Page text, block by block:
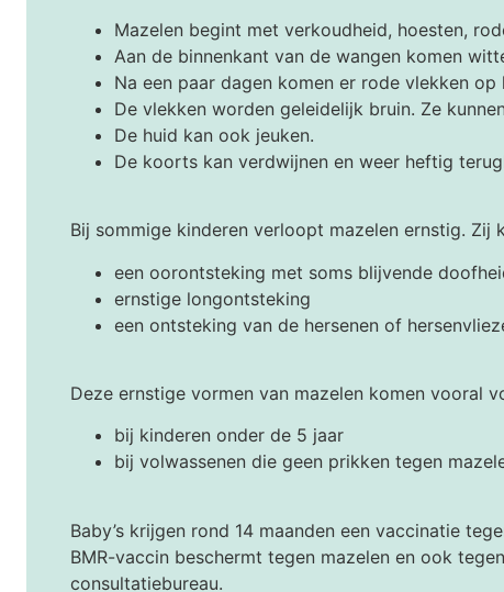
Mazelen begint met verkoudheid, hoesten,
Aan de binnenkant van de wangen komen
Na een paar dagen komen er rode vlekken
De vlekken worden geleidelijk bruin. Ze
De huid kan ook jeuken.
De koorts kan verdwijnen en weer heftig
Bij sommige kinderen verloopt mazelen ernstig. Zij
een oorontsteking met soms blijvende
ernstige longontsteking
een ontsteking van de hersenen of
Deze ernstige vormen van mazelen komen vooral
bij kinderen onder de 5 jaar
bij volwassenen die geen prikken tegen
Baby’s krijgen rond 14 maanden een vaccinatie
BMR-vaccin beschermt tegen mazelen en ook
consultatiebureau.